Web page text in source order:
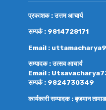
प्रकाशक : उत्तम आचार्य
सम्पर्क : 9814728171
Email :
सम्पादक : उत्सव आचार्य
Email :
सम्पर्क : 9824730349
कार्यकारी सम्पादक : बृजमान तामाङ